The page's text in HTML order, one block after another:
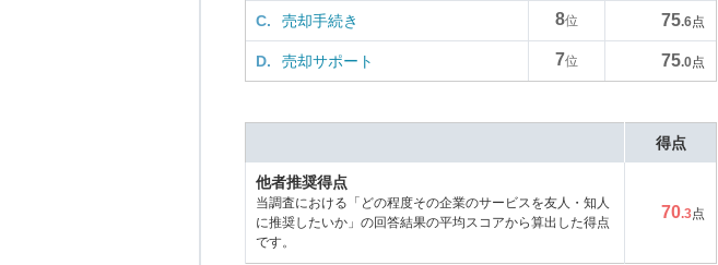
C. 売却手続き 8位 75.6点
D. 売却サポート 7位 75.0点
得点
他者推奨得点
当調査における「どの程度その企業のサービスを友人・知人
に推奨したいか」の回答結果の平均スコアから算出した得点
です。
70.3点